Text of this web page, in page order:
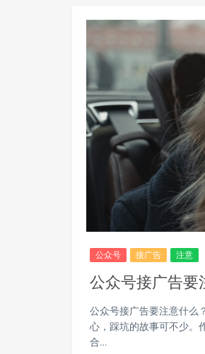
公众号 接广告 注意
公众号接广告要
公众号接广告要注意什么
心，踩坑的故事可不少。
合…